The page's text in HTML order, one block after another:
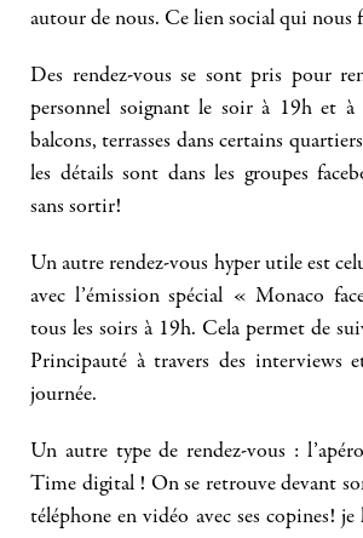
autour de nous. Ce lien social qui nous
Des rendez-vous se sont pris pour
personnel soignant le soir à 19h et à
balcons, terrasses dans certains
les détails sont dans les groupes
sans sortir!
Un autre rendez-vous hyper utile est
avec l’émission spécial « Monaco
tous les soirs à 19h. Cela permet de
Principauté à travers des interviews
journée.
Un autre type de rendez-vous :
Time digital ! On se retrouve devant
téléphone en vidéo avec ses copines! je